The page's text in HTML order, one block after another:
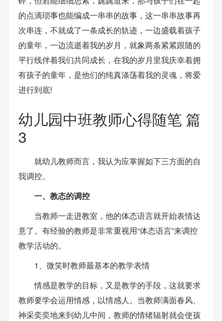
的点滴琐事也能编成一串串的故事，这一串串故事再
次串连，不就成了一条成长的轨迹，一边盛载着孩子
的童年，一边流逝着我的岁月，就象两条紧紧跟随的
平行线伴着我们共同成长，在我的岁月里我庆幸着拥
有孩子的童年，是他们的纯真涤荡着我的灵魂，将爱
进行到底!
幼儿园中班教师心得随笔 篇
3
就幼儿教师而言，我认为应掌握如下三方面的自
我调控。
一、教态的调控
当教师一走进教室，他的体态语言就开始表情达
意了。有经验的教师是非常重视用“体态语言”来调控
教学活动的。
1、微笑时教师最基本的教学表情
情感是教学的目标，又是教学的手段，这就要求
教师要学会运用情感，以情感人。当教师满面春风、
神采奕奕地来到幼儿中间，教师的情绪辐射就会使孩